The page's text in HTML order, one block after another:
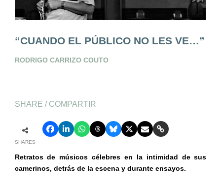
“CUANDO EL PÚBLICO NO LES VE…”
RODRIGO CARRIZO COUTO
SHARE / COMPARTIR
SHARES
Retratos de músicos célebres en la intimidad de sus
camerinos, detrás de la escena y durante ensayos.